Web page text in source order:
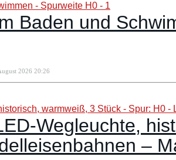
Baden und
2026 20:26
Wegleuchte,
–